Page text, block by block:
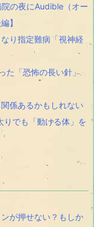
の夜にAudible（オー
】
り指定難病「視神経
た「恐怖の長い針」
係あるかもしれない
でも「動ける体」を
が押せない？もしか